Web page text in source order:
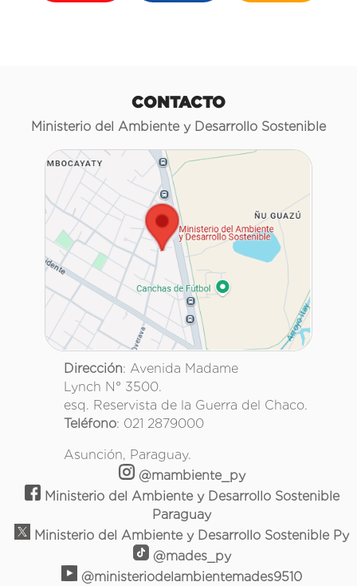
CONTACTO
Ministerio del Ambiente y Desarrollo Sostenible
Dirección: Avenida Madame
Lynch N° 3500.
esq. Reservista de la Guerra del Chaco.
Teléfono: 021 2879000
Asunción, Paraguay.
@mambiente_py
Ministerio del Ambiente y Desarrollo Sostenible
Paraguay
Ministerio del Ambiente y Desarrollo Sostenible Py
@mades_py
@ministeriodelambientemades9510